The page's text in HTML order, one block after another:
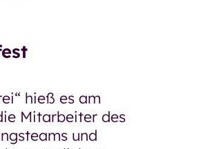
hieß es am
Mitarbeiter des
und